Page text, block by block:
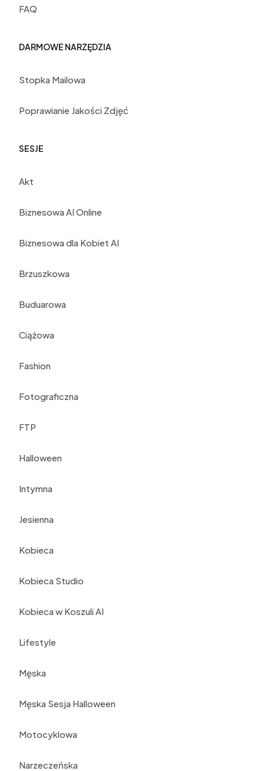
FAQ
DARMOWE NARZĘDZIA
Stopka Mailowa
Poprawianie Jakości Zdjęć
SESJE
Akt
Biznesowa AI Online
Biznesowa dla Kobiet AI
Brzuszkowa
Buduarowa
Ciążowa
Fashion
Fotograficzna
FTP
Halloween
Intymna
Jesienna
Kobieca
Kobieca Studio
Kobieca w Koszuli AI
Lifestyle
Męska
Męska Sesja Halloween
Motocyklowa
Narzeczeńska